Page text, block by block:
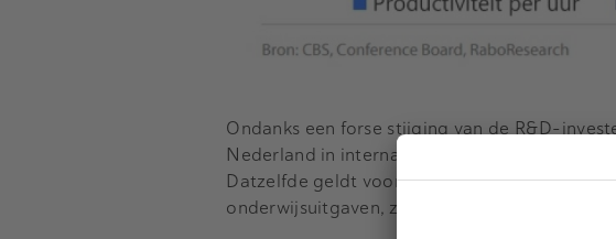
Ondanks een forse stijging van de R&D-
Nederland in internationaal perspectief nog
Datzelfde geldt voor de groei van de totale
onderwijsuitgaven, zo valt te lezen in het